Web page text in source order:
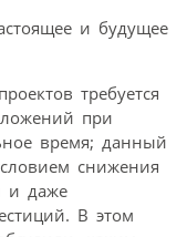
требуется
при
время; данный
снижения
и даже
В этом